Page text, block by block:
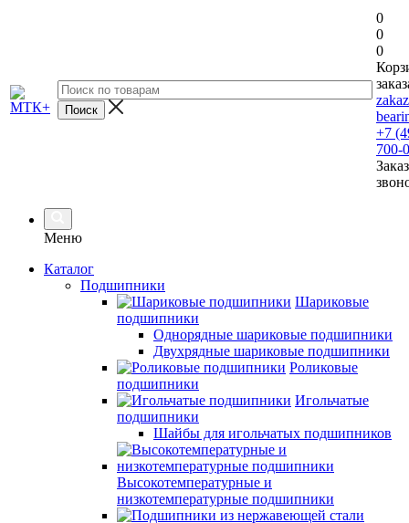
0
0
0
+7
700-
Меню
Каталог
Подшипники
Шариковые
подшипники
Однорядные шариковые подшипники
Двухрядные шариковые подшипники
Роликовые
подшипники
Игольчатые
подшипники
Шайбы для игольчатых подшипников
Высокотемпературные и
низкотемпературные подшипники